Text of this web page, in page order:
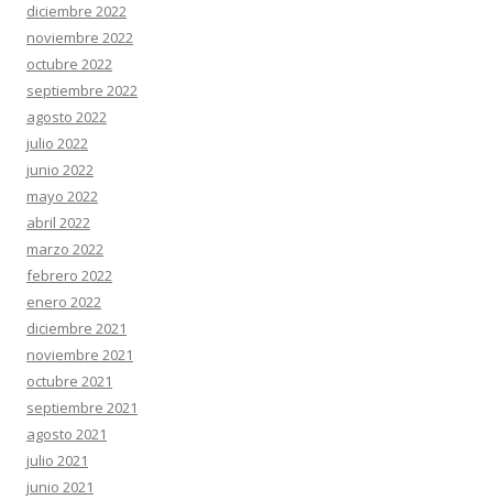
diciembre 2022
noviembre 2022
octubre 2022
septiembre 2022
agosto 2022
julio 2022
junio 2022
mayo 2022
abril 2022
marzo 2022
febrero 2022
enero 2022
diciembre 2021
noviembre 2021
octubre 2021
septiembre 2021
agosto 2021
julio 2021
junio 2021